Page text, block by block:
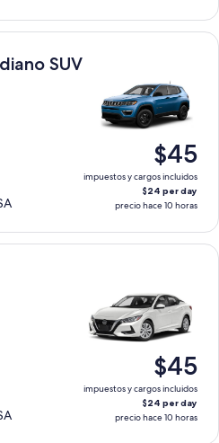
SUV
$45
impuestos y cargos incluidos
$24 per day
precio hace 10 horas
Jeep Compass Lattitude
$45
impuestos y cargos incluidos
$24 per day
precio hace 10 horas